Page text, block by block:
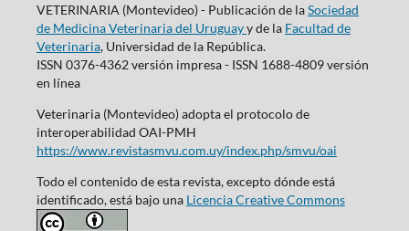
VETERINARIA (Montevideo) - Publicación de laSociedad
de Medicina Veterinaria del Uruguayy de la Facultad de
Veterinaria, Universidad de la República.
ISSN 0376-4362 versión impresa - ISSN 1688-4809 versión
en línea
Veterinaria (Montevideo) adopta el protocolo de
interoperabilidad OAI-PMH
https://www.revistasmvu.com.uy/index.php/smvu/oai
Todo el contenido de esta revista, excepto dónde está
identificado, está bajo una Licencia Creative Commons